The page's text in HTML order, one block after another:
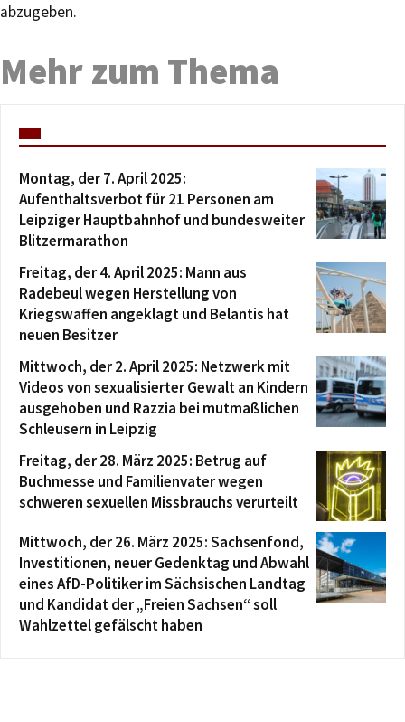
abzugeben.
Mehr zum Thema
Montag, der 7. April 2025:
Aufenthaltsverbot für 21 Personen am
Leipziger Hauptbahnhof und bundesweiter
Blitzermarathon
Freitag, der 4. April 2025: Mann aus
Radebeul wegen Herstellung von
Kriegswaffen angeklagt und Belantis hat
neuen Besitzer
Mittwoch, der 2. April 2025: Netzwerk mit
Videos von sexualisierter Gewalt an Kindern
ausgehoben und Razzia bei mutmaßlichen
Schleusern in Leipzig
Freitag, der 28. März 2025: Betrug auf
Buchmesse und Familienvater wegen
schweren sexuellen Missbrauchs verurteilt
Mittwoch, der 26. März 2025: Sachsenfond,
Investitionen, neuer Gedenktag und Abwahl
eines AfD-Politiker im Sächsischen Landtag
und Kandidat der „Freien Sachsen“ soll
Wahlzettel gefälscht haben